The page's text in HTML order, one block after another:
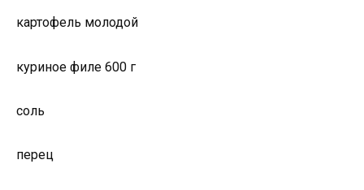
картофель молодой
куриное филе 600 г
соль
перец